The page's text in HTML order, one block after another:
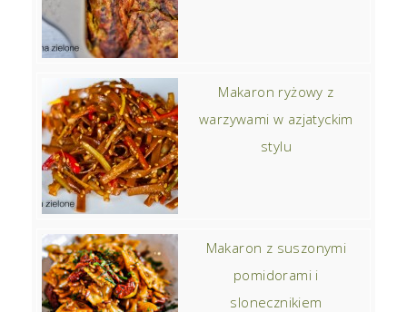
Makaron ryżowy z
warzywami w azjatyckim
stylu
Makaron z suszonymi
pomidorami i
slonecznikiem